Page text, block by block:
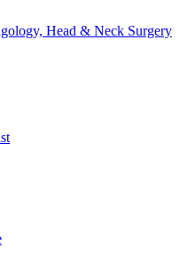
Head & Neck Surgery